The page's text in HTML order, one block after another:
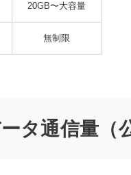
20GB〜大容量
無制限
タ通信量（